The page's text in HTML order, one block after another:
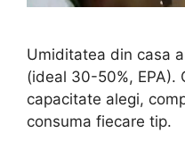
Umiditatea din casa
(ideal 30-50%, EPA).
capacitate alegi,
consuma fiecare tip.